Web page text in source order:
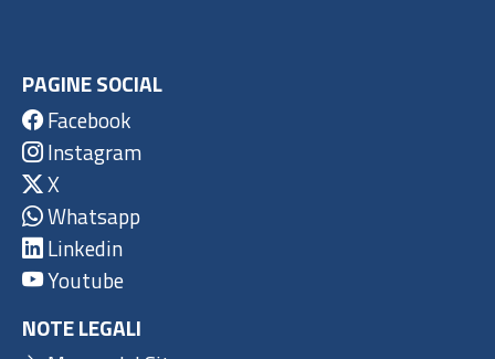
PAGINE SOCIAL
Facebook
Instagram
X
Whatsapp
Linkedin
Youtube
NOTE LEGALI